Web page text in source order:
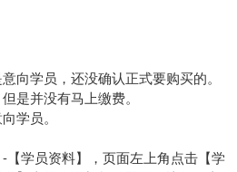
向学员，还没确认正式要购买的。
是并没有马上缴费。
学员。
【学员资料】，页面左上角点击【学